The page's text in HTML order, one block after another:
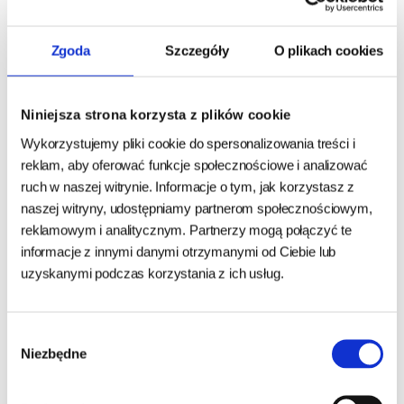
Zgoda Szczegóły O plikach cookies
Niniejsza strona korzysta z plików cookie
Wykorzystujemy pliki cookie do spersonalizowania treści i
reklam, aby oferować funkcje społecznościowe i analizować
ruch w naszej witrynie. Informacje o tym, jak korzystasz z
naszej witryny, udostępniamy partnerom społecznościowym,
reklamowym i analitycznym. Partnerzy mogą połączyć te
informacje z innymi danymi otrzymanymi od Ciebie lub
uzyskanymi podczas korzystania z ich usług.
zgody
Niezbędne
Intestinal Indyk ZESTAW 6x
85g
24h - cała Polska- towar na magazynie
35,58 zł 33,58 zł
DO KOSZYKA
Disugual Veterinary Cat
24h - cała Polska- towar na magazynie
6,25 zł 5,69 zł
DO KOSZYKA